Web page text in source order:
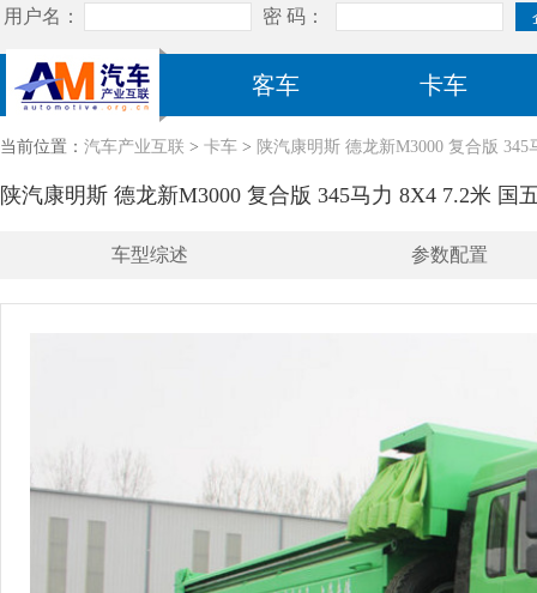
客车 卡车
当前位置： 汽车产业互联 > 卡车 > 陕汽康明斯 德龙新M3000 复合版
陕汽康明斯 德龙新M3000 复合版 345马力 8X4 7.2米 国
车型综述 参数配置